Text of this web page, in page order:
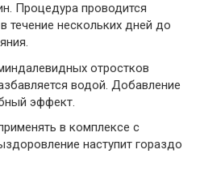
Процедура проводится
течение нескольких дней до
отростков
водой. Добавление
эффект.
в комплексе с
наступит гораздо